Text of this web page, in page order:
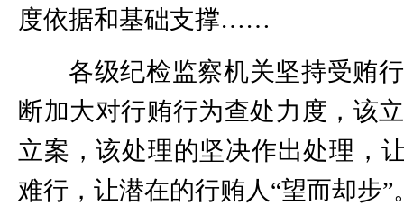
度依据和基础支撑……
各级纪检监察机关坚持受贿
断加大对行贿行为查处力度，该
立案，该处理的坚决作出处理，
难行，让潜在的行贿人“望而却步”